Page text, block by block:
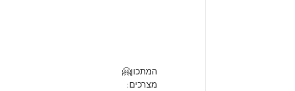
המתכון🤗
מצרכים: